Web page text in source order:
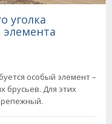
уголка
элемента
особый элемент –
брусьев. Для этих